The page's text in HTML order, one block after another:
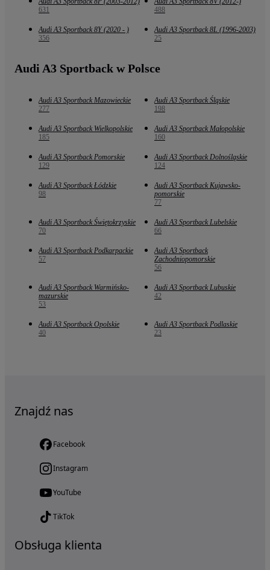
631
488
Audi A3 Sportback 8Y (2020 - )
356
Audi A3 Sportback 8L (1996-2003)
25
Audi A3 Sportback w Polsce
Audi A3 Sportback Mazowieckie
277
Audi A3 Sportback Śląskie
198
Audi A3 Sportback Wielkopolskie
185
Audi A3 Sportback Małopolskie
160
Audi A3 Sportback Pomorskie
129
Audi A3 Sportback Dolnośląskie
124
Audi A3 Sportback Łódzkie
98
Audi A3 Sportback Kujawsko-
pomorskie
77
Audi A3 Sportback Świętokrzyskie
70
Audi A3 Sportback Lubelskie
66
Audi A3 Sportback Podkarpackie
57
Audi A3 Sportback
Zachodniopomorskie
56
Audi A3 Sportback Warmińsko-
mazurskie
53
Audi A3 Sportback Lubuskie
42
Audi A3 Sportback Opolskie
40
Audi A3 Sportback Podlaskie
23
Znajdź nas
Facebook
Instagram
YouTube
TikTok
Obsługa klienta